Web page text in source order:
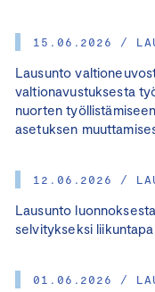
15.06.2026 /
Lausunto
valtionavustuksesta
nuorten
asetuksen
12.06.2026 /
Lausunto
selvitykseksi
01.06.2026 /